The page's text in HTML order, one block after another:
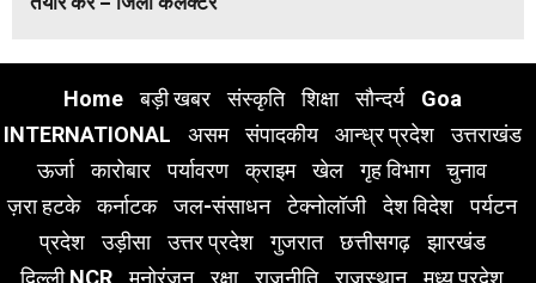
Home बड़ी खबर संस्कृति शिक्षा सौन्दर्य
Goa
INTERNATIONAL
असम संपादकीय आन्ध्र प्रदेश
उत्तराखंड
ऊर्जा
कारोबार पर्यावरण क्राइम खेल गृह विभाग
चुनाव
ज़रा हटके
कर्नाटक जल-संसाधन टेक्नोलॉजी देश विदेश
पर्यटन
प्रदेश
उड़ीसा उत्तर प्रदेश गुजरात छत्तीसगढ़
झारखंड